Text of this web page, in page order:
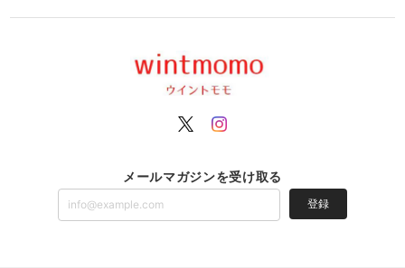
メールマガジンを受け取る
登録